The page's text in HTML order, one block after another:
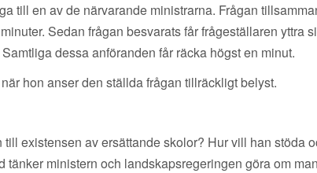
till en av de närvarande ministrarna. Frågan
Sedan frågan besvarats får frågeställaren yttra
dessa anföranden får räcka högst en minut.
hon anser den ställda frågan tillräckligt belyst.
existensen av ersättande skolor? Hur vill han stöda
ministern och landskapsregeringen göra om